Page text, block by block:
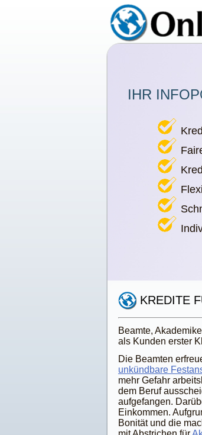
IHR
KREDITE
Beamte,
als Kunden erster
Die Beamten
unkündbare
mehr Gefahr
dem Beruf
aufgefangen.
Einkommen.
Bonität und die